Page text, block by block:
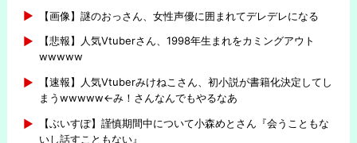
【画像】謎のおっさん、女性声優に囲まれてデレデレになる
【悲報】人気Vtuberさん、1998年生まれをカミングアウト
wwwww
【速報】人気Vtuberみけねこさん、初小説が書籍化決定してし
まうwwwww←み！さんなんでもやるなあ
【ぶいすぽ】謹慎期間中について小森めとさん『会うこともな
いし話すこともない』